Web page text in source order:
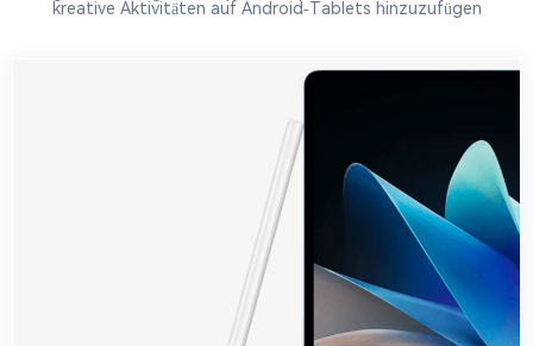
kreative Aktivitäten auf Android-Tablets hinzuzufügen